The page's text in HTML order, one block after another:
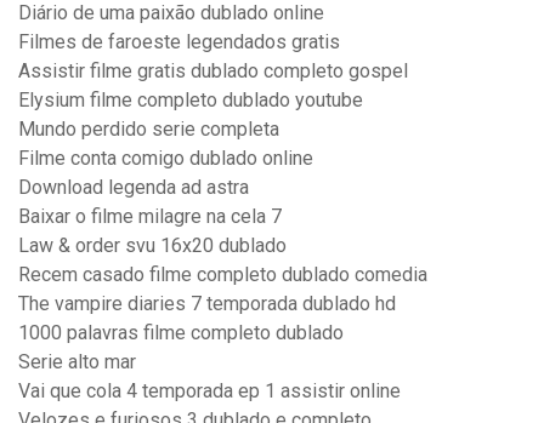
Diário de uma paixão dublado online
Filmes de faroeste legendados gratis
Assistir filme gratis dublado completo gospel
Elysium filme completo dublado youtube
Mundo perdido serie completa
Filme conta comigo dublado online
Download legenda ad astra
Baixar o filme milagre na cela 7
Law & order svu 16x20 dublado
Recem casado filme completo dublado comedia
The vampire diaries 7 temporada dublado hd
1000 palavras filme completo dublado
Serie alto mar
Vai que cola 4 temporada ep 1 assistir online